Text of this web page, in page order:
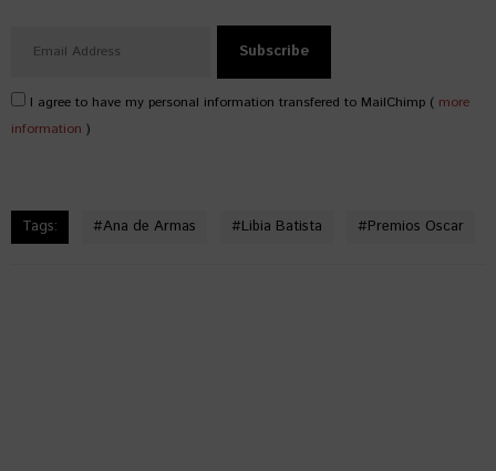
I agree to have my personal information transfered to MailChimp ( more
information )
Tags: #Ana de Armas #Libia Batista #Premios Oscar